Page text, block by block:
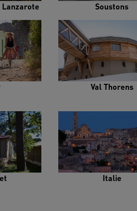
Lanzarote Soustons
Val Thorens
Italie